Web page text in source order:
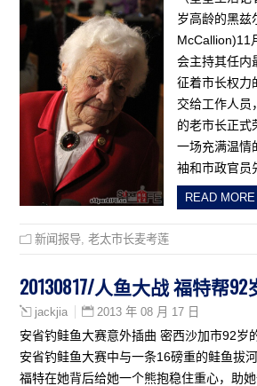
岁高龄的黑兹
McCallion)11
会主持其任内
征着市长权力
交给工作人员
的老市长正式
一场充满温情
袖和市政官员
READ MORE
新闻报导 ,老太市长麦考莲
20130817/人鱼大战 福特帮
jackjia 2013 年 08 月 17 日
安省钓鲑鱼大赛意外插曲 密西沙加市92岁
安省钓鲑鱼大赛中与一条16磅重的鲑鱼拔
福特在她背后给她一个熊抱稳住重心，助